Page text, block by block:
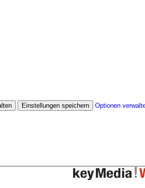
Einstellungen speichern
Optionen